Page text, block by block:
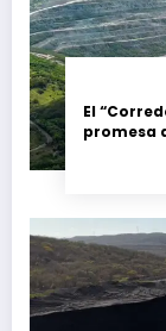
El
promesa